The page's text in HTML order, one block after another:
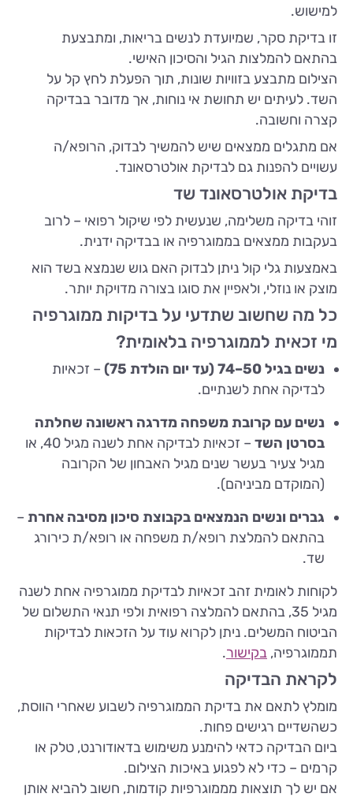
למישוש.
זו בדיקת סקר, שמיועדת לנשים בריאות, ומתבצעת
בהתאם להמלצות הגיל והסיכון האישי.
הצילום מתבצע בזוויות שונות, תוך הפעלת לחץ קל על
השד. לעיתים יש תחושת אי נוחות, אך מדובר בבדיקה
קצרה וחשובה.
אם מתגלים ממצאים שיש להמשיך לבדוק, הרופא/ה
עשויים להפנות גם לבדיקת אולטרסאונד.
בדיקת אולטרסאונד שד
זוהי בדיקה משלימה, שנעשית לפי שיקול רפואי – לרוב
בעקבות ממצאים בממוגרפיה או בבדיקה ידנית.
באמצעות גלי קול ניתן לבדוק האם גוש שנמצא בשד הוא
מוצק או נוזלי, ולאפיין את סוגו בצורה מדויקת יותר.
כל מה שחשוב שתדעי על בדיקות ממוגרפיה
מי זכאית לממוגרפיה בלאומית?
נשים בגיל 50–74 (עד יום הולדת 75)
– זכאיות
לבדיקה אחת לשנתיים.
נשים עם קרובת משפחה מדרגה ראשונה שחלתה
בסרטן השד
– זכאיות לבדיקה אחת לשנה מגיל 40, או
מגיל צעיר בעשר שנים מגיל האבחון של הקרובה
(המוקדם מביניהם).
גברים ונשים הנמצאים בקבוצת סיכון מסיבה אחרת –
בהתאם להמלצת רופא/ת משפחה או רופא/ת כירורג
שד.
לקוחות לאומית זהב זכאיות לבדיקת ממוגרפיה אחת לשנה
מגיל 35, בהתאם להמלצה רפואית ולפי תנאי התשלום של
הביטוח המשלים. ניתן לקרוא עוד על הזכאות לבדיקות
תממוגרפיה, בקישור.
לקראת הבדיקה
מומלץ לתאם את בדיקת הממוגרפיה לשבוע שאחרי הווסת,
כשהשדיים רגישים פחות.
ביום הבדיקה כדאי להימנע משימוש בדאודורנט, טלק או
קרמים – כדי לא לפגוע באיכות הצילום.
אם יש לך תוצאות מממוגרפיות קודמות, חשוב להביא אותן